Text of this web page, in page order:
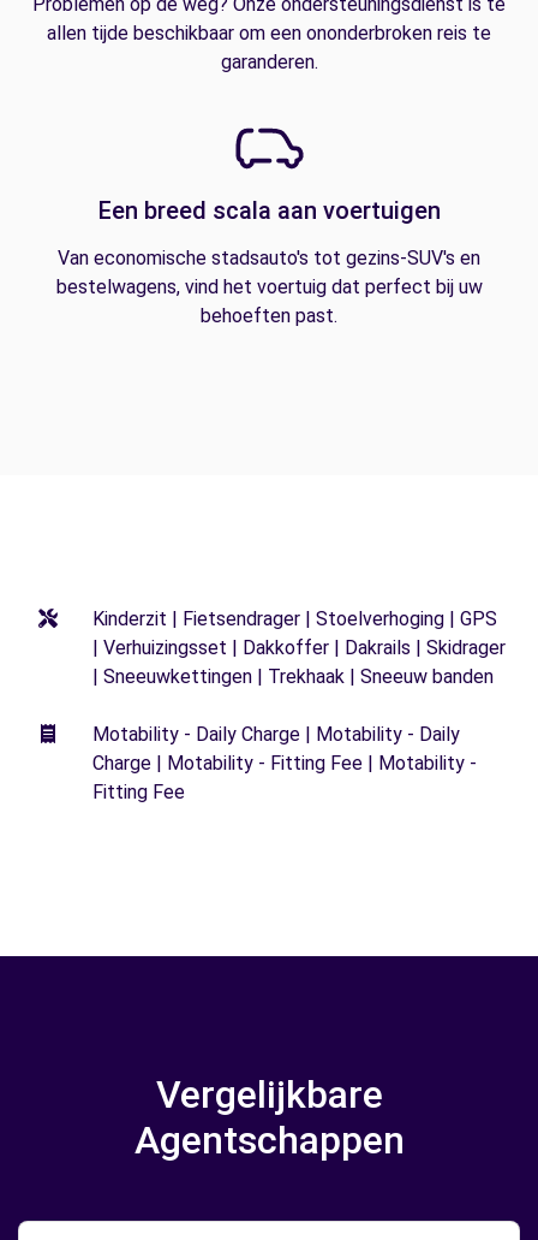
allen tijde beschikbaar om een ononderbroken reis te
garanderen.
Een breed scala aan voertuigen
Van economische stadsauto's tot gezins-SUV's en
bestelwagens, vind het voertuig dat perfect bij uw
behoeften past.
Kinderzit | Fietsendrager | Stoelverhoging | GPS
| Verhuizingsset | Dakkoffer | Dakrails | Skidrager
| Sneeuwkettingen | Trekhaak | Sneeuw banden
Motability - Daily Charge | Motability - Daily
Charge | Motability - Fitting Fee | Motability -
Fitting Fee
Vergelijkbare
Agentschappen